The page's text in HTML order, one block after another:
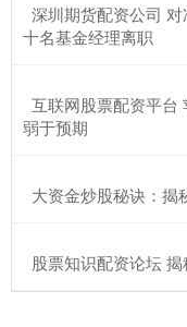
深圳期货配资公司
十名基金经理离职
互联网股票配资平台
弱于预期
大资金炒股秘诀：揭
股票知识配资论坛